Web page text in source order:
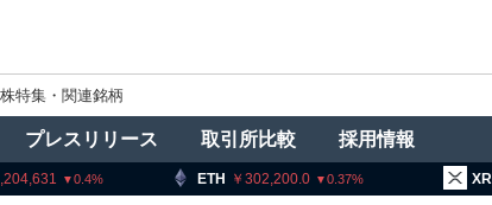
株特集・関連銘柄
プレスリリース 取引所比較 採用情報
ETH 302,200.0 0.37 164.23